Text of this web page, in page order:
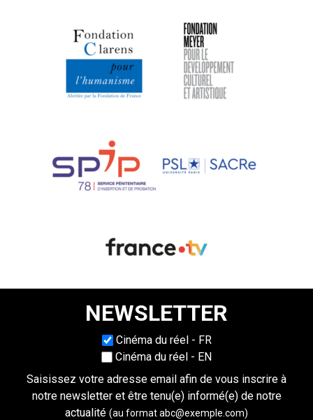
NEWSLETTER
Choisissez une langueCinéma du réel - FR
Cinéma du réel - EN
Saisissez votre adresse email afin de vous inscrire à
notre newsletter et être tenu(e) informé(e) de notre
actualité (au format abc@exemple.com)